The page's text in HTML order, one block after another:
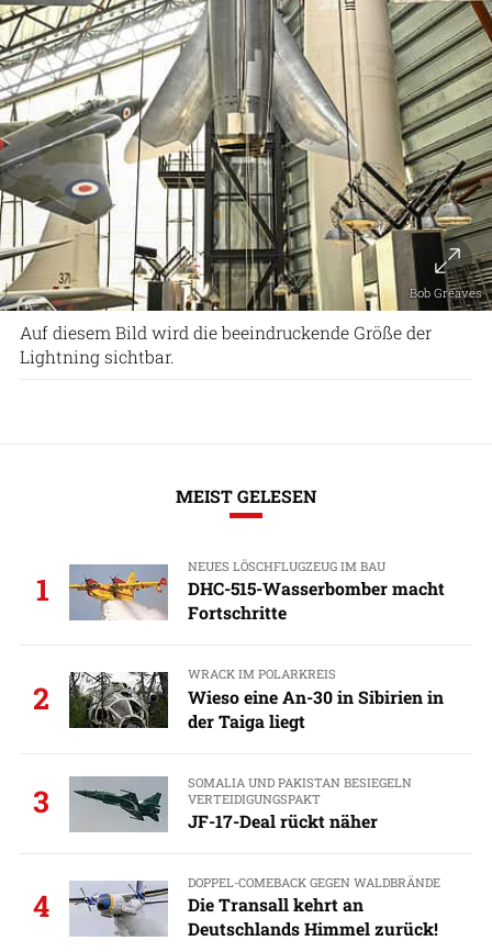
Bob Greaves
Auf diesem Bild wird die beeindruckende Größe der
Lightning sichtbar.
MEIST GELESEN
1
NEUES LÖSCHFLUGZEUG IM BAU
DHC-515-Wasserbomber macht
Fortschritte
2
WRACK IM POLARKREIS
Wieso eine An-30 in Sibirien in
der Taiga liegt
3
SOMALIA UND PAKISTAN BESIEGELN
VERTEIDIGUNGSPAKT
JF-17-Deal rückt näher
4
DOPPEL-COMEBACK GEGEN WALDBRÄNDE
Die Transall kehrt an
Deutschlands Himmel zurück!